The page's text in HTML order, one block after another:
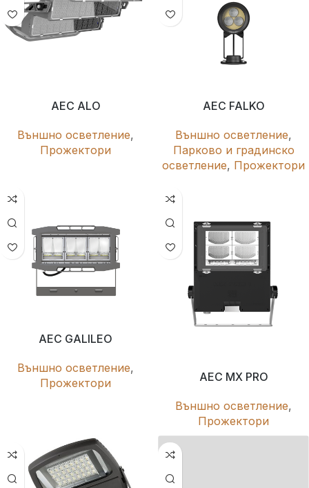
AEC ALO
Външно осветление,
Прожектори
AEC FALKO
Външно осветление,
Парково и градинско
осветление, Прожектори
AEC GALILEO
Външно осветление,
Прожектори
AEC MX PRO
Външно осветление,
Прожектори